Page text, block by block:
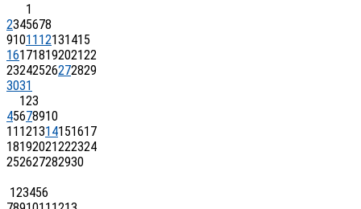
1
2345678
9101112131415
16171819202122
23242526272829
3031
123
45678910
11121314151617
18192021222324
252627282930
123456